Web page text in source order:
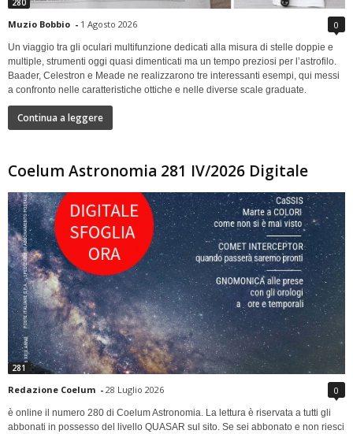
280
Muzio Bobbio - 1 Agosto 2026 0
Un viaggio tra gli oculari multifunzione dedicati alla misura di stelle doppie e
multiple, strumenti oggi quasi dimenticati ma un tempo preziosi per l’astrofilo.
Baader, Celestron e Meade ne realizzarono tre interessanti esempi, qui messi
a confronto nelle caratteristiche ottiche e nelle diverse scale graduate.
Continua a leggere
Coelum Astronomia 281 IV/2026 Digitale
281
Redazione Coelum - 28 Luglio 2026 0
è online il numero 280 di Coelum Astronomia. La lettura è riservata a tutti gli
abbonati in possesso del livello QUASAR sul sito. Se sei abbonato e non riesci